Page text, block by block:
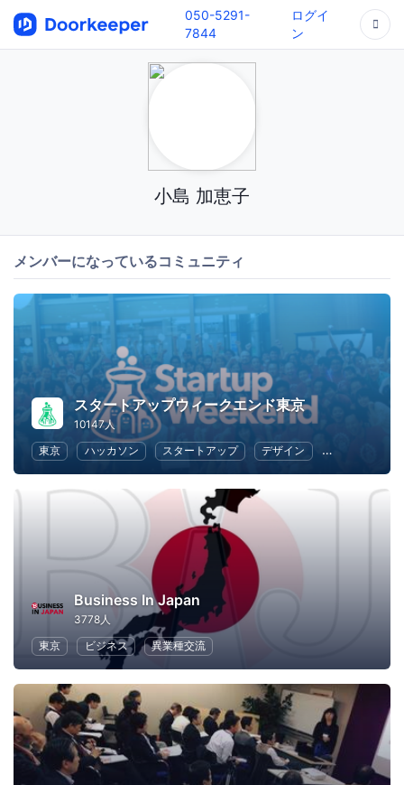
050-5291-
7844
ログイ
ン
小島 加恵子
メンバーになっているコミュニティ
スタートアップウィークエンド東京
10147人
東京
ハッカソン スタートアップ デザイン マーケティング
Business In Japan
3778人
東京
ビジネス 異業種交流